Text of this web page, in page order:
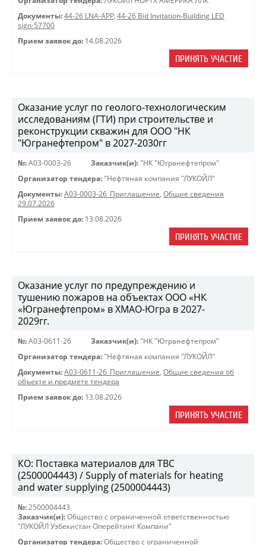
Документы: 44-26 LNA-APP, 44-26 Bid Invitation-Building LED
sign-57700
Прием заявок до: 14.08.2026
ПРИНЯТЬ УЧАСТИЕ
Оказание услуг по геолого-технологическим
исследованиям (ГТИ) при строительстве и
реконструкции скважин для ООО "НК
"Югранефтепром" в 2027-2030гг
№: A03-0003-26 Заказчик(и): "НК "Югранефтепром"
Организатор тендера: "Нефтяная компания "ЛУКОЙЛ"
Документы: A03-0003-26_Приглашение, Общие сведения
29.07.2026
Прием заявок до: 13.08.2026
ПРИНЯТЬ УЧАСТИЕ
Оказание услуг по предупреждению и
тушению пожаров на объектах ООО «НК
«Югранефтепром» в ХМАО-Югра в 2027-
2029гг.
№: A03-0611-26 Заказчик(и): "НК "Югранефтепром"
Организатор тендера: "Нефтяная компания "ЛУКОЙЛ"
Документы: A03-0611-26_Приглашение, Общие сведения об
объекте и предмете тендера
Прием заявок до: 13.08.2026
ПРИНЯТЬ УЧАСТИЕ
КО: Поставка материалов для ТВС
(2500004443) / Supply of materials for heating
and water supplying (2500004443)
№: 2500004443
Заказчик(и): Общество с ограниченной ответственностью
"ЛУКОЙЛ Узбекистан Оперейтинг Компани"
Организатор тендера: Общество с ограниченной